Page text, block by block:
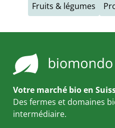
Fruits & légumes
Votre marché bio en
Des fermes et domaines
intermédiaire.